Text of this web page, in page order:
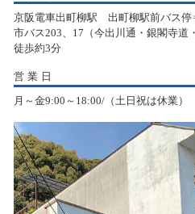
京阪電車出町柳駅 出町柳駅前バス停
市バス203、17（今出川通・銀閣寺道
徒歩約3分
営業日
月～金9:00～18:00/（土日祝は休業）